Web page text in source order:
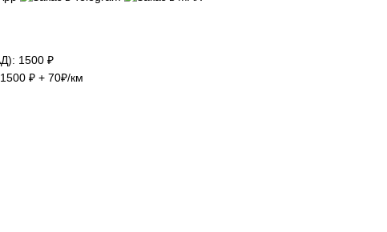
1500 ₽
₽ + 70₽/км